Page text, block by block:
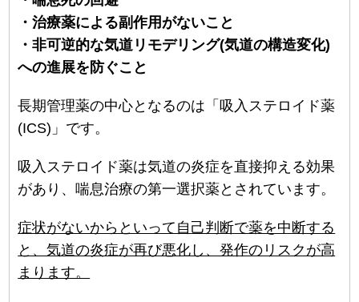
・治療薬による副作用がないこと
・非可逆的な気道リモデリング(気道の構造変化)
への進展を防ぐこと
長期管理薬の中心となるのは「吸入ステロイド薬
(ICS)」です。
吸入ステロイド薬は気道の炎症を直接抑える効果
があり、喘息治療の第一選択薬とされています。
症状がないからといって自己判断で薬を中断する
と、気道の炎症が再び悪化し、発作のリスクが高
まります。